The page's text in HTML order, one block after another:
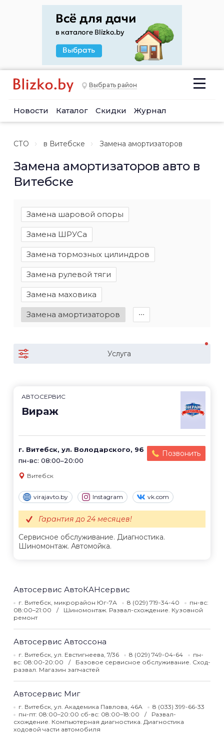
Выбрать район
Новости Каталог Скидки Журнал
СТО в Витебске Замена амортизаторов
Замена амортизаторов авто в
Витебске
Замена шаровой опоры
Замена ШРУСа
Замена тормозных цилиндров
Замена рулевой тяги
Замена маховика
Замена амортизаторов ∙∙∙
Услуга
АВТОСЕРВИС
Вираж
г. Витебск, ул. Володарского, 96
пн-вс: 08:00–20:00
Позвонить
Витебск
virajavto.by Instagram vk.com
Сервисное обслуживание. Диагностика.
Шиномонтаж. Автомойка.
Гарантия до 24 месяцев!
Автосервис АвтоКАНсервис
г. Витебск, микрорайон Юг-7А 8 (029) 719-34-40
пн-вс:
08:00–21:00
Шиномонтаж. Развал-схождение. Кузовной
ремонт
Автосервис Автоссона
г. Витебск, ул. Евстигнеева, 7/36 8 (029) 749-04-64
пн-
вс: 08:00-20:00
Базовое сервисное обслуживание. Сход-
развал. Магазин запчастей
Автосервис Миг
г. Витебск, ул. Академика Павлова, 46А
8 (033) 399-66-33
пн-пт: 08:00–20:00 сб-вс: 08:00–18:00
Развал-
схождение. Компьютерная диагностика. Диагностика
ходовой части автомобиля